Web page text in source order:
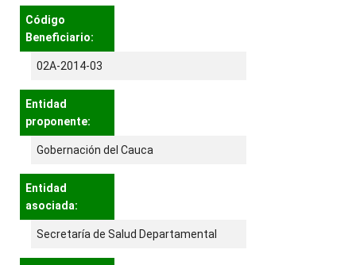
Código
Beneficiario:
02A-2014-03
Entidad
proponente:
Gobernación del Cauca
Entidad
asociada:
Secretaría de Salud Departamental